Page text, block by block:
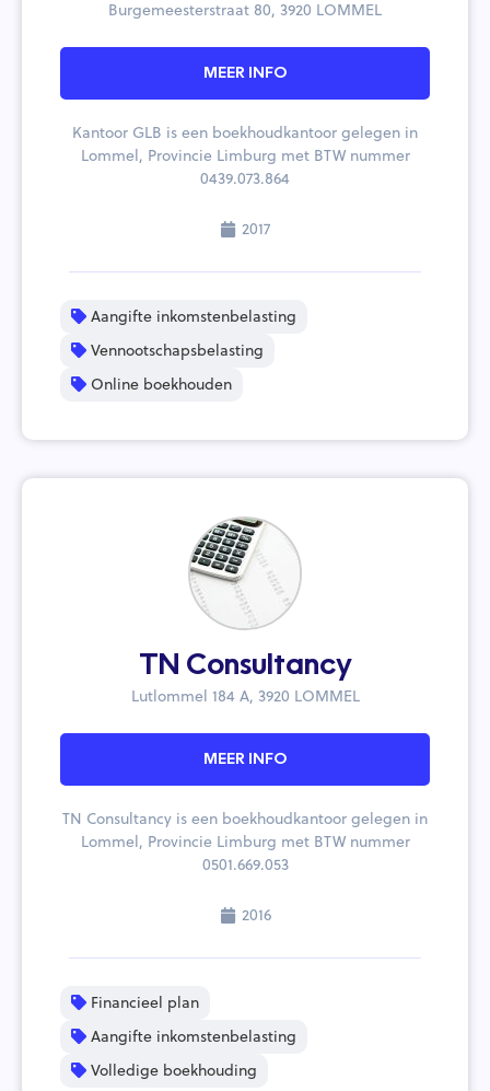
Burgemeesterstraat 80, 3920 LOMMEL
MEER INFO
Kantoor GLB is een boekhoudkantoor gelegen in
Lommel, Provincie Limburg met BTW nummer
0439.073.864
2017
Aangifte inkomstenbelasting
Vennootschapsbelasting
Online boekhouden
TN Consultancy
Lutlommel 184 A, 3920 LOMMEL
MEER INFO
TN Consultancy is een boekhoudkantoor gelegen in
Lommel, Provincie Limburg met BTW nummer
0501.669.053
2016
Financieel plan
Aangifte inkomstenbelasting
Volledige boekhouding